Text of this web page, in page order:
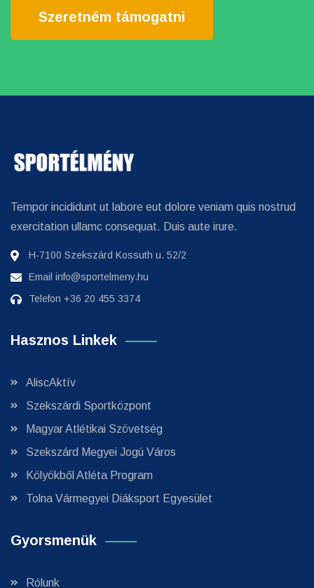
Szeretném támogatni
Tempor incididunt ut labore eut dolore veniam quis nostrud
exercitation ullamc consequat. Duis aute irure.
H-7100 Szekszárd Kossuth u. 52/2
Email info@sportelmeny.hu
Telefon +36 20 455 3374
Hasznos Linkek
AliscAktív
Szekszárdi Sportközpont
Magyar Atlétikai Szövetség
Szekszárd Megyei Jogú Város
Kölyökből Atléta Program
Tolna Vármegyei Diáksport Egyesület
Gyorsmenük
Rólunk